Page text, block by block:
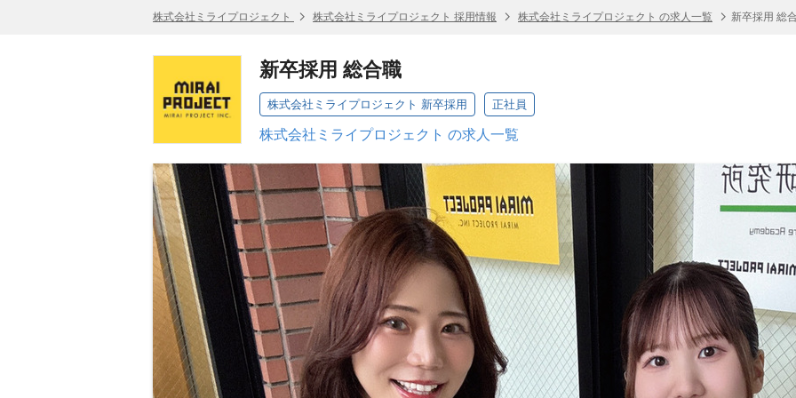
株式会社ミライプロジェクト 株式会社ミライプロジェクト 採用情報 株式会社ミライプロジェクト の求人一覧 新卒採用 総
新卒採用 総合職
株式会社ミライプロジェクト 新卒採用 正社員
株式会社ミライプロジェクト の求人一覧